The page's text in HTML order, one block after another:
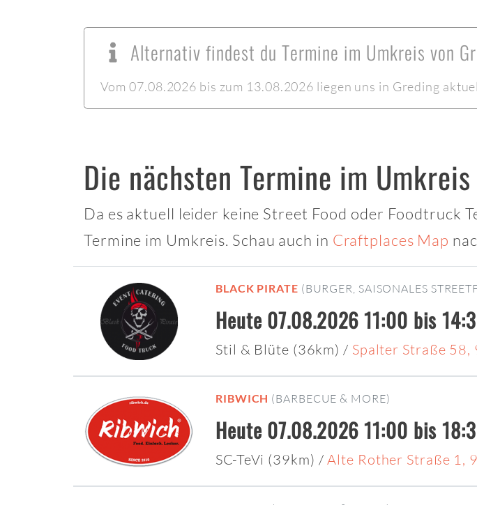
Alternativ findest du Termine im Umkreis von
Vom 07.08.2026 bis zum 13.08.2026 liegen uns in Greding
Die nächsten Termine im
Da es aktuell leider keine Street Food oder Foodtruck
Termine im Umkreis. Schau auch in Craftplaces Map
BLACK PIRATE (BURGER, SAISONALES
Heute 07.08.2026 11:00 bis
Stil & Blüte (36km) / Spalter Straße
RIBWICH (BARBECUE & MORE)
Heute 07.08.2026 11:00 bis
SC-TeVi (39km) / Alte Rother Straße 1,